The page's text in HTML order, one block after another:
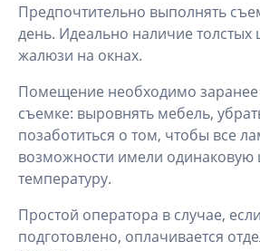
Предпочтительно выполнять
день. Идеально наличие
жалюзи на окнах.
Помещение необходимо заранее
съемке: выровнять мебель,
позаботиться о том, чтобы все
возможности имели одинаковую
температуру.
Простой оператора в случае,
подготовлено, оплачивается